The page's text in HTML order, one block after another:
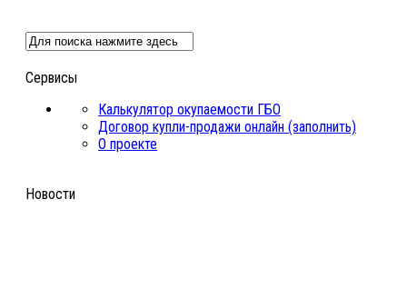
Сервисы
Калькулятор окупаемости ГБО
Договор купли-продажи онлайн (заполнить)
О проекте
Новости